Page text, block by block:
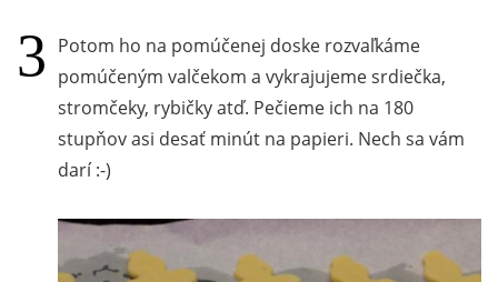
Potom ho na pomúčenej doske rozvaľkáme
pomúčeným valčekom a vykrajujeme srdiečka,
stromčeky, rybičky atď. Pečieme ich na 180
stupňov asi desať minút na papieri. Nech sa vám
darí :-)